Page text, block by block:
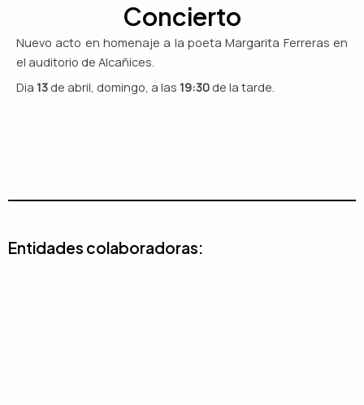
Concierto
Nuevo acto en homenaje a la poeta Margarita Ferreras en
el auditorio de Alcañices.
Dia 13 de abril, domingo, a las 19:30 de la tarde.
Entidades colaboradoras: